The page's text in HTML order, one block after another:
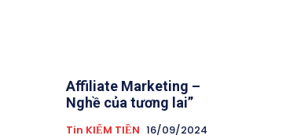
Affiliate Marketing –
Nghề của tương lai”
Tin KIẾM TIỀN 16/09/2024